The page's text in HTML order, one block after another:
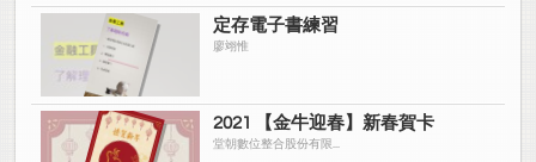
定存電子書練習
廖翊惟
2021 【金牛迎春】新春賀卡
堂朝數位整合股份有限...